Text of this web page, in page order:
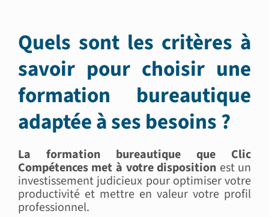
Quels sont les critères à
savoir pour choisir une
formation bureautique
adaptée à ses besoins ?
La formation bureautique que Clic
Compétences met à votre disposition est un
investissement judicieux pour optimiser votre
productivité et mettre en valeur votre profil
professionnel.